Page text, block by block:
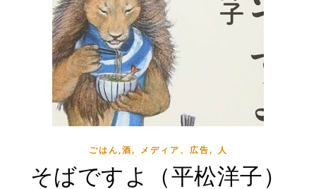
ごはん,酒, メディア、広告, 人
そばですよ（平松洋子）